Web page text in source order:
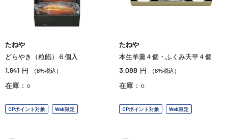
たねや
どらやき（粒餡）６個入
1,641 円 （8%税込）
在庫：○
OPポイント対象 Web限定
たねや
本生羊羹４個・ふくみ天平４個
3,088 円 （8%税込）
在庫：○
OPポイント対象 Web限定